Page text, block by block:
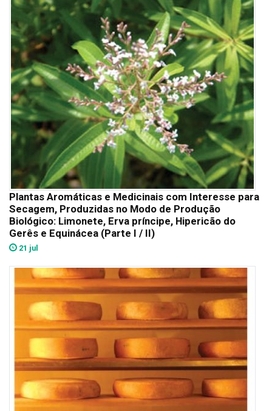
Plantas Aromáticas e Medicinais com Interesse para
Secagem, Produzidas no Modo de Produção
Biológico: Limonete, Erva príncipe, Hipericão do
Gerês e Equinácea (Parte I / II)
21 jul